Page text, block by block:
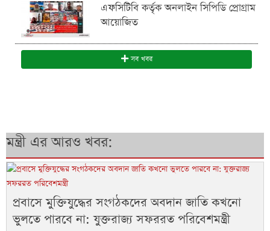
এফসিটিবি কর্তৃক অনলাইন সিপিডি প্রোগ্রাম
আয়োজিত
সব খবর
মন্ত্রী এর আরও খবর:
প্রবাসে মুক্তিযুদ্ধের সংগঠকদের অবদান জাতি কখনো
ভুলতে পারবে না: যুক্তরাজ্য সফররত পরিবেশমন্ত্রী